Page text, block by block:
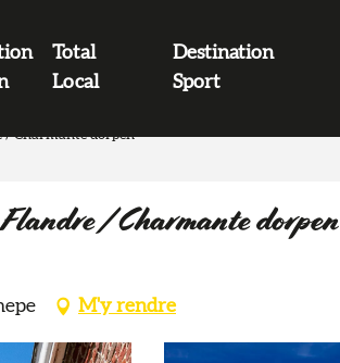
Total
Local
Destination
Sport
/ Charmante dorpen
Flandre / Charmante dorpen
M'y rendre